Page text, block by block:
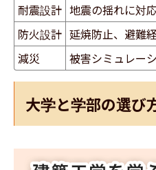
耐震設計 地震の揺れに対
防火設計 延焼防止、避難
減災
被害シミュレー
大学と学部の選び